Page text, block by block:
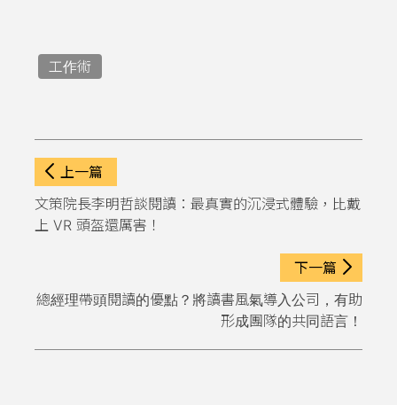
工作術
上一篇
文策院長李明哲談閱讀：最真實的沉浸式體驗，比戴
上 VR 頭盔還厲害！
下一篇
總經理帶頭閱讀的優點？將讀書風氣導入公司，有助
形成團隊的共同語言！